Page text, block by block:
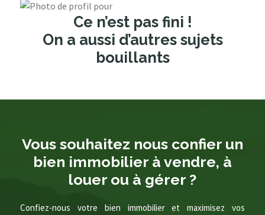
Ce n’est pas fini !
On a aussi d’autres sujets
bouillants
Vous souhaitez nous confier un
bien immobilier à vendre, à
louer ou à gérer ?
Confiez-nous votre bien immobilier et maximisez vos